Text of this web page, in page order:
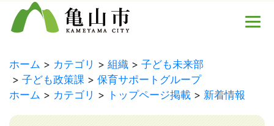
ホーム カテゴリ 組織
子ども未来部
子ども政策課
保育サポートグループ
ホーム
カテゴリ トップページ掲載 新着情報